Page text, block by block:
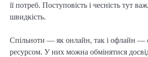
її потреб. Поступовість і чесність тут
швидкість.
Спільноти — як онлайн, так і офлайн —
ресурсом. У них можна обмінятися